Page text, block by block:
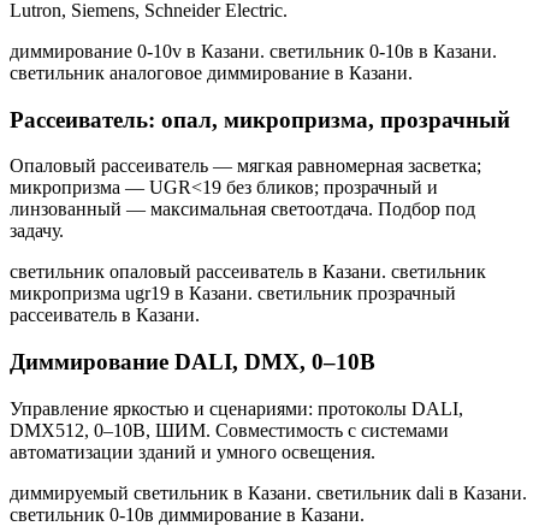
Lutron, Siemens, Schneider Electric.
диммирование 0-10v в Казани. светильник 0-10в в Казани.
светильник аналоговое диммирование в Казани.
Рассеиватель: опал, микропризма, прозрачный
Опаловый рассеиватель — мягкая равномерная засветка;
микропризма — UGR<19 без бликов; прозрачный и
линзованный — максимальная светоотдача. Подбор под
задачу.
светильник опаловый рассеиватель в Казани. светильник
микропризма ugr19 в Казани. светильник прозрачный
рассеиватель в Казани.
Диммирование DALI, DMX, 0–10В
Управление яркостью и сценариями: протоколы DALI,
DMX512, 0–10В, ШИМ. Совместимость с системами
автоматизации зданий и умного освещения.
диммируемый светильник в Казани. светильник dali в Казани.
светильник 0-10в диммирование в Казани.